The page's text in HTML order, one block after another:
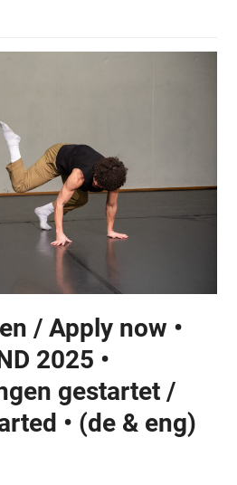
/ Apply now •
2025 •
gestartet /
• (de & eng)